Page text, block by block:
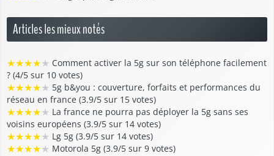
Articles les mieux notés
★★★★★ Comment activer la 5g sur son téléphone facilement
? (4/5 sur 10 votes)
★★★★★ 5g b&you : couverture, forfaits et performances du
réseau en france (3.9/5 sur 15 votes)
★★★★★ La france ne pourra pas déployer la 5g sans ses
voisins européens (3.9/5 sur 14 votes)
★★★★★ Lg 5g (3.9/5 sur 14 votes)
★★★★★ Motorola 5g (3.9/5 sur 9 votes)